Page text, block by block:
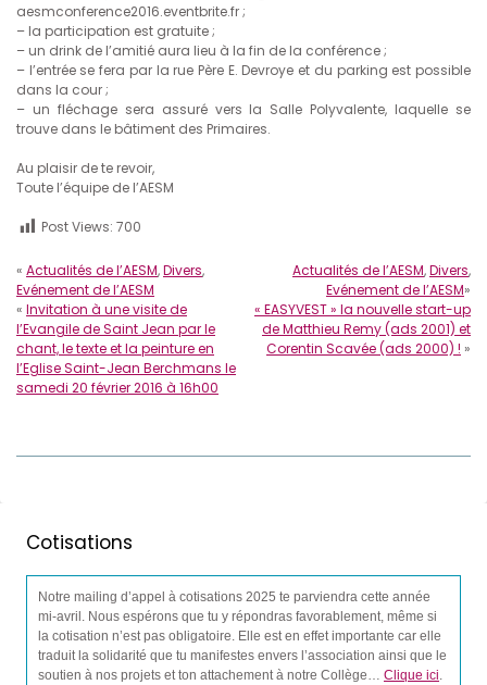
aesmconference2016.eventbrite.fr ;
– la participation est gratuite ;
– un drink de l’amitié aura lieu à la fin de la conférence ;
– l’entrée se fera par la rue Père E. Devroye et du parking est possible
dans la cour ;
– un fléchage sera assuré vers la Salle Polyvalente, laquelle se
trouve dans le bâtiment des Primaires.
Au plaisir de te revoir,
Toute l’équipe de l’AESM
Post Views: 700
« Actualités de l’AESM,Divers,
Evénement de l’AESM
« Invitation à une visite de
l’Evangile de Saint Jean par le
chant, le texte et la peinture en
l’Eglise Saint-Jean Berchmans le
samedi 20 février 2016 à 16h00
Actualités de l’AESM,Divers,
Evénement de l’AESM»
« EASYVEST » la nouvelle start-up
de Matthieu Remy (ads 2001) et
Corentin Scavée (ads 2000) ! »
Cotisations
Notre mailing d’appel à cotisations 2025 te parviendra cette année
mi-avril. Nous espérons que tu y répondras favorablement, même si
la cotisation n’est pas obligatoire. Elle est en effet importante car elle
traduit la solidarité que tu manifestes envers l’association ainsi que le
soutien à nos projets et ton attachement à notre Collège… Clique ici.